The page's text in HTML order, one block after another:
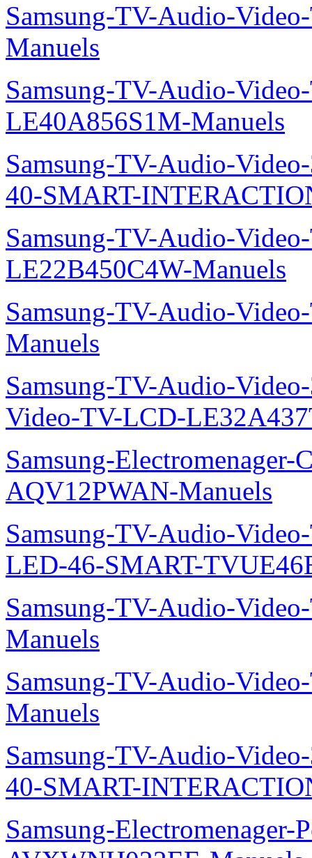
Samsung-TV-Audio-
Manuels
Samsung-TV-Audio-
LE40A856S1M-Manuels
Samsung-TV-Audio-
40-SMART-
Samsung-TV-Audio-
LE22B450C4W-Manuels
Samsung-TV-Audio-
Manuels
Samsung-TV-Audio-
Video-TV-LCD-
Samsung-Electromenager-
AQV12PWAN-Manuels
Samsung-TV-Audio-
LED-46-SMART-
Samsung-TV-Audio-
Manuels
Samsung-TV-Audio-
Manuels
Samsung-TV-Audio-
40-SMART-
Samsung-